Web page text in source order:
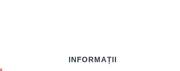
INFORMAȚII